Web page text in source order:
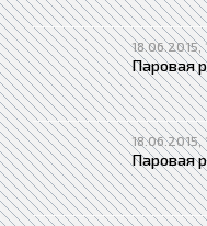
18.06.2015,
Паровая
18.06.2015,
Паровая